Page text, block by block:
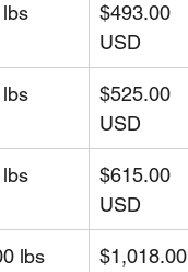
$493.00
USD
$525.00
USD
$615.00
USD
lbs
$1,018.00